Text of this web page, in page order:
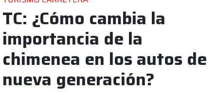
TC: ¿Cómo cambia la
importancia de la
chimenea en los autos de
nueva generación?